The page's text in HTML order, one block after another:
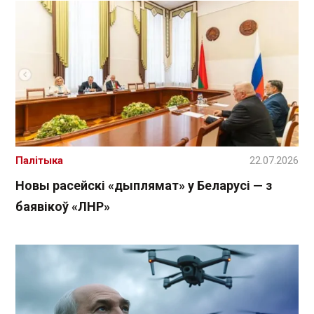
Новы расейскі «дыплямат» у Беларусі — з
баявікоў «ЛНР»
Палітыка 22.07.2026